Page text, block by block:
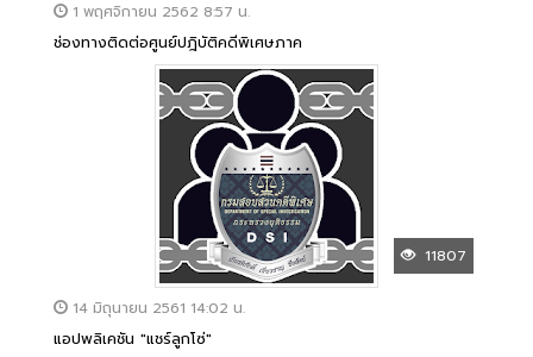
1 พฤศจิกายน 2562 8:57 น.
ช่องทางติดต่อศูนย์ปฎิบัติคดีพิเศษภาค
11807
14 มิถุนายน 2561 14:02 น.
แอปพลิเคชัน "แชร์ลูกโซ่"